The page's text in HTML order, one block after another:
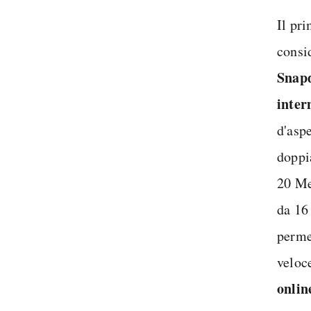
Il
20
da